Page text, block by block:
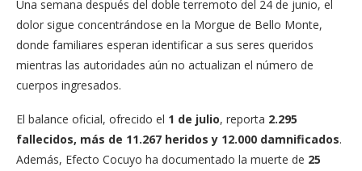
Una semana después del doble terremoto del 24 de junio, el
dolor sigue concentrándose en la Morgue de Bello Monte,
donde familiares esperan identificar a sus seres queridos
mientras las autoridades aún no actualizan el número de
cuerpos ingresados.
El balance oficial, ofrecido el 1 de julio, reporta 2.295
fallecidos, más de 11.267 heridos y 12.000 damnificados.
Además, Efecto Cocuyo ha documentado la muerte de 25